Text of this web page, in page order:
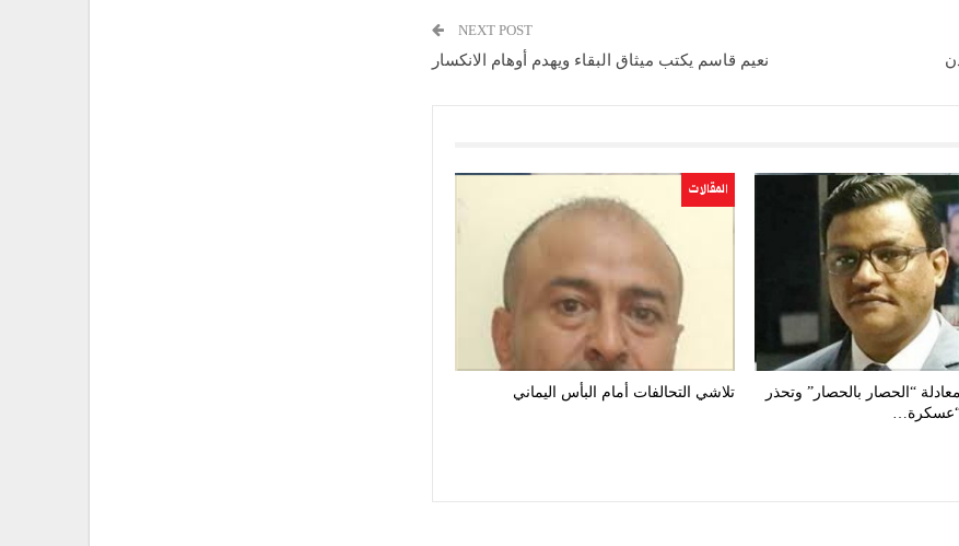
NEXT POST
نعيم قاسم يكتب ميثاق البقاء ويهدم أوهام الانكسار
“الحصار بالحصار” وتحذر
المقالات
تلاشي التحالفات أمام البأس اليماني